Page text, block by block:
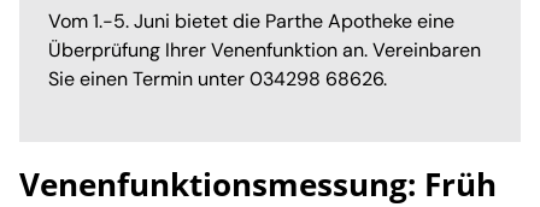
Vom 1.-5. Juni bietet die Parthe Apotheke eine
Überprüfung Ihrer Venenfunktion an. Vereinbaren
Sie einen Termin unter 034298 68626.
Venenfunktionsmessung: Früh